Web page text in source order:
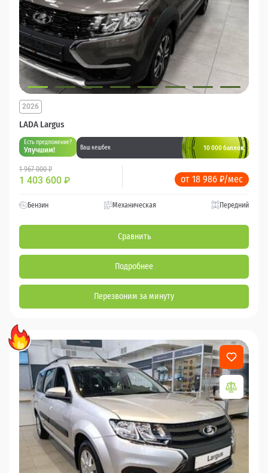
LADA Largus
2026
Есть предложение?
Улучшим! Ваш кешбек 10 000 баллов
1 967 000 ₽
1 403 600 ₽ от 18 986 ₽/мес
Бензин Механическая Передний
Сравнить
Подробнее
Перезвоним за минуту